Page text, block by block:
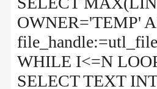
OWNER='TEMP'
WHILE I<=N
SELECT TEXT